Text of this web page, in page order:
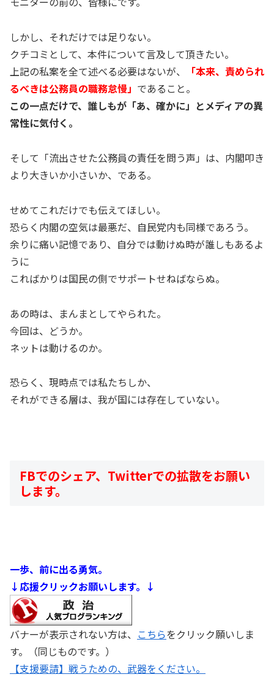
しかし、それだけでは足りない。
クチコミとして、本件について言及して頂きたい。
上記の私案を全て述べる必要はないが、
「本来、責められ
るべきは公務員の職務怠慢」 であること。
この一点だけで、誰しもが「あ、確かに」とメディアの異
常性に気付く。
そして「流出させた公務員の責任を問う声」は、内閣叩き
より大きいか小さいか、である。
せめてこれだけでも伝えてほしい。
恐らく内閣の空気は最悪だ、自民党内も同様であろう。
余りに痛い記憶であり、自分では動けぬ時が誰しもあるよ
うに
こればかりは国民の側でサポートせねばならぬ。
あの時は、まんまとしてやられた。
今回は、どうか。
ネットは動けるのか。
恐らく、現時点では私たちしか、
それができる層は、我が国には存在していない。
FBでのシェア、Twitterでの拡散をお願い
します。
一歩、前に出る勇気。
↓応援クリックお願いします。↓
バナーが表示されない方は、 こちらをクリック願いしま
す。（同じものです。）
【支援要請】戦うための、武器をください。